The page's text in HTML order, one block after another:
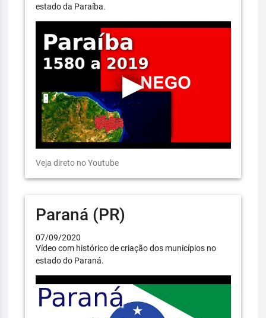
estado da Paraíba.
Veja direto no Youtube
Paraná (PR)
07/09/2020
Vídeo com histórico de criação dos municípios no
estado do Paraná.